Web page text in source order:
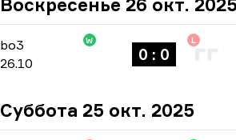
Воскресенье 26 окт. 2025
bo3 -bo3
26.10
W
0 : 0
L
Суббота 25 окт. 2025